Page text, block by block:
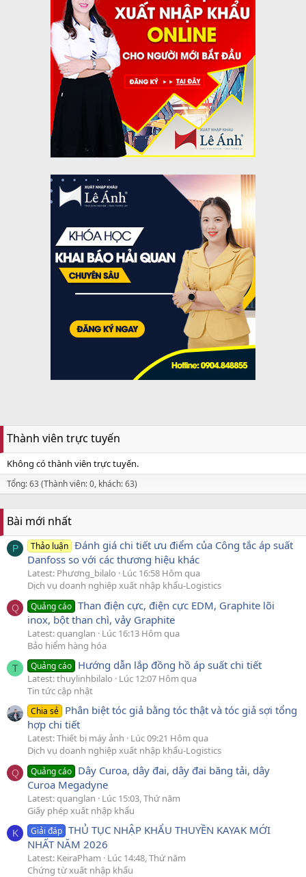
Thành viên trực tuyến
Không có thành viên trực tuyến.
Tổng: 63 (Thành viên: 0, khách: 63)
Bài mới nhất
P Thảo luận Đánh giá chi tiết ưu điểm của Công tắc áp suất
Danfoss so với các thương hiệu khác
Latest: Phương_bilalo
Lúc 16:58 Hôm qua
Dịch vụ doanh nghiệp xuất nhập khẩu-Logistics
Q Quảng cáo Than điện cực, điện cực EDM, Graphite lõi
inox, bột than chì, vảy Graphite
Latest: quanglan
Lúc 16:13 Hôm qua
Bảo hiểm hàng hóa
T Quảng cáo Hướng dẫn lắp đồng hồ áp suất chi tiết
Latest: thuylinhbilalo
Lúc 12:07 Hôm qua
Tin tức cập nhật
Chia sẻ Phân biệt tóc giả bằng tóc thật và tóc giả sợi tổng
hợp chi tiết
Latest: Thiết bị máy ảnh
Lúc 09:21 Hôm qua
Dịch vụ doanh nghiệp xuất nhập khẩu-Logistics
Q Quảng cáo Dây Curoa, dây đai, dây đai băng tải, dây
Curoa Megadyne
Latest: quanglan
Lúc 15:03, Thứ năm
Giấy phép xuất nhập khẩu
K Giải đáp THỦ TỤC NHẬP KHẨU THUYỀN KAYAK MỚI
NHẤT NĂM 2026
Latest: KeiraPham
Lúc 14:48, Thứ năm
Chứng từ xuất nhập khẩu